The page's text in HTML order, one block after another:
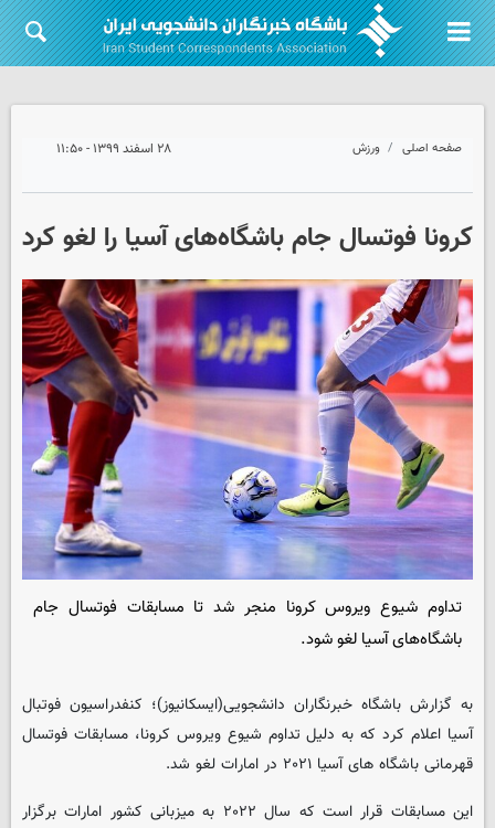
صفحه اصلی ورزش ۲۸ اسفند ۱۳۹۹ - ۱۱:۵۰
کرونا فوتسال جام باشگاه‌های آسیا را لغو کرد
تداوم شیوع ویروس کرونا منجر شد تا مسابقات فوتسال جام
باشگاه‌های آسیا لغو شود.
به گزارش باشگاه خبرنگاران دانشجویی(ایسکانیوز)؛ کنفدراسیون فوتبال
آسیا اعلام کرد که به دلیل تداوم شیوع ویروس کرونا، مسابقات فوتسال
قهرمانی باشگاه های آسیا ۲۰۲۱ در امارات لغو شد.
این مسابقات قرار است که سال ۲۰۲۲ به میزبانی کشور امارات برگزار